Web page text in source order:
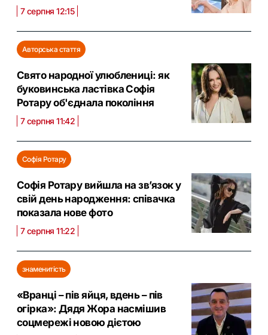
7 серпня 12:15
Авторська стаття
Свято народної улюблениці: як
буковинська ластівка Софія
Ротару об'єднала покоління
7 серпня 11:42
Софія Ротару
Софія Ротару вийшла на зв’язок у
свій день народження: співачка
показала нове фото
7 серпня 11:22
знаменитість
«Вранці – пів яйця, вдень – пів
огірка»: Дядя Жора насмішив
соцмережі новою дієтою